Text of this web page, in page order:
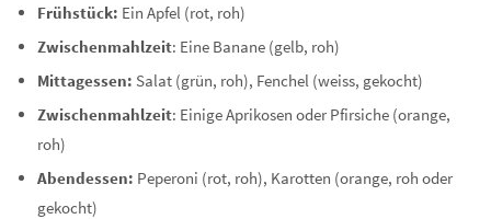
Frühstück: Ein Apfel (rot, roh)
Zwischenmahlzeit: Eine Banane (gelb, roh)
Mittagessen: Salat (grün, roh), Fenchel (weiss, gekocht)
Zwischenmahlzeit: Einige Aprikosen oder Pfirsiche (orange,
roh)
Abendessen: Peperoni (rot, roh), Karotten (orange, roh oder
gekocht)